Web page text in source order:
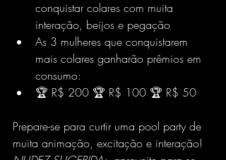
conquistar colares com muita
interação, beijos e pegação
As 3 mulheres que conquistarem
mais colares ganharão prêmios em
consumo:
🏆 R$ 200 🏆 R$ 100 🏆 R$ 50
Prepare-se para curtir uma pool party de
muita animação, excitação e interação!